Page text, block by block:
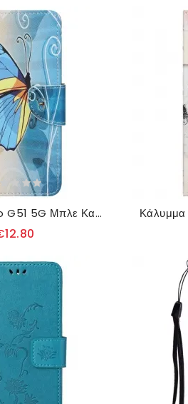
Κάλυμμα Moto G51 5G Μπλε Και Κίτρινη Πεταλούδα